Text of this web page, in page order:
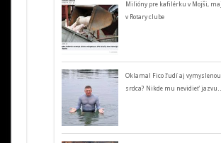
Milióny pre kafilérku v Mojši,
v Rotary clube
Oklamal Fico ľudí aj vymyslenou
srdca? Nikde mu nevidieť